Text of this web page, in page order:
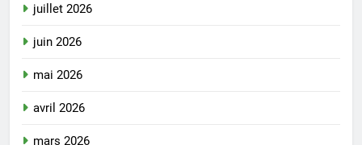
juillet 2026
juin 2026
mai 2026
avril 2026
mars 2026